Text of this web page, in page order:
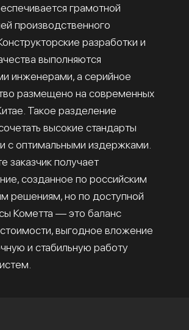
грамотной
производственного
разработки и
выполняются
инженерами, а серийное
размещено на современных
Такое разделение
высокие стандарты
с оптимальными издержками.
заказчик получает
созданное по российским
решениям, но по доступной
Кометта — это баланс
выгодное вложение
и стабильную работу